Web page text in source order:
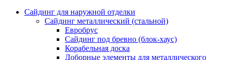
Сайдинг для наружной отделки
Сайдинг металлический (стальной)
Евробрус
Сайдинг под бревно (блок-хаус)
Корабельная доска
Доборные элементы для металлического